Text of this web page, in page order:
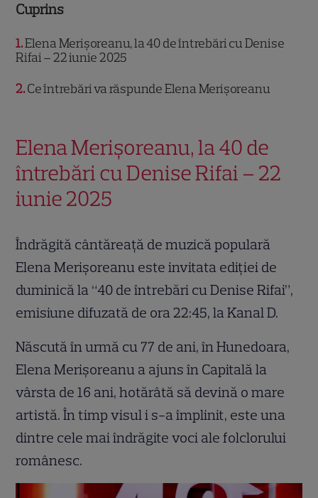
Cuprins
1 Elena Merișoreanu, la 40 de întrebări cu Denise
Rifai – 22 iunie 2025
2 Ce întrebări va răspunde Elena Merișoreanu
Elena Merișoreanu, la 40 de
întrebări cu Denise Rifai – 22
iunie 2025
Îndrăgită cântăreață de muzică populară
Elena Merișoreanu este invitata ediției de
duminică la “40 de întrebări cu Denise Rifai”,
emisiune difuzată de ora 22:45, la Kanal D.
Născută în urmă cu 77 de ani, în Hunedoara,
Elena Merișoreanu a ajuns în Capitală la
vârsta de 16 ani, hotărâtă să devină o mare
artistă. În timp visul i s-a împlinit, este una
dintre cele mai îndrăgite voci ale folclorului
românesc.